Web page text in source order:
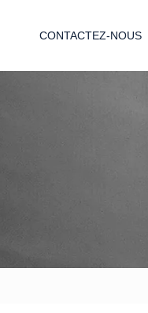
CONTACTEZ-NOUS